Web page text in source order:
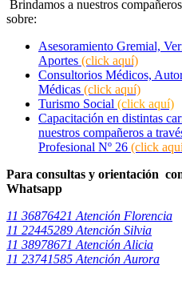
Brindamos a nuestros
sobre:
Asesoramiento Gremial,
Aportes (click aquí)
Consultorios Médicos,
Médicas (click aquí)
Turismo Social (click aquí)
Capacitación en distintas
nuestros compañeros a
Profesional Nº 26 (click
Para consultas y orientación
Whatsapp
11 36876421 Atención Florencia
11 22445289 Atención Silvia
11 38978671 Atención Alicia
11 23741585 Atención Aurora